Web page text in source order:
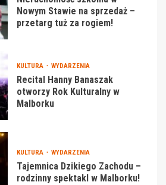
Nowym Stawie na sprzedaż –
przetarg tuż za rogiem!
KULTURA WYDARZENIA
Recital Hanny Banaszak
otworzy Rok Kulturalny w
Malborku
KULTURA WYDARZENIA
Tajemnica Dzikiego Zachodu –
rodzinny spektakl w Malborku!